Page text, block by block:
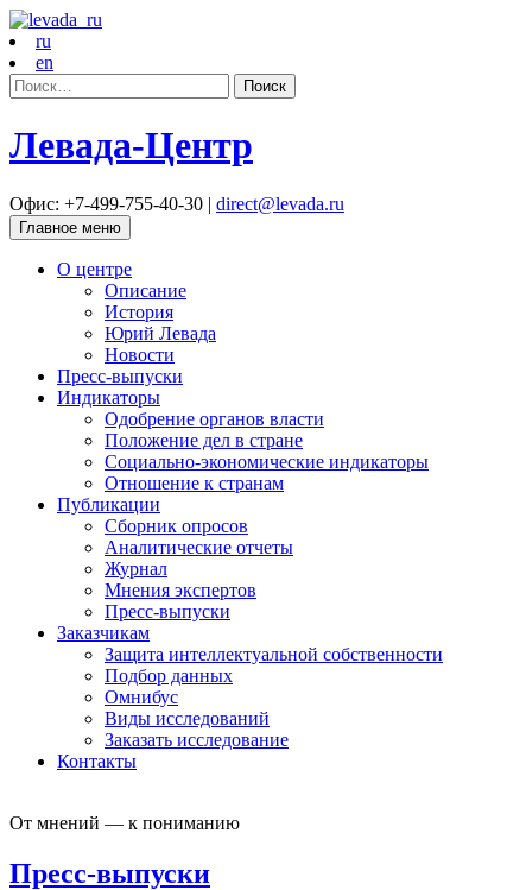
ru
en
Найти:
Левада-Центр
Офис: +7-499-755-40-30 | direct@levada.ru
Главное меню
О центре
Описание
История
Юрий Левада
Новости
Пресс-выпуски
Индикаторы
Одобрение органов власти
Положение дел в стране
Социально-экономические индикаторы
Отношение к странам
Публикации
Сборник опросов
Аналитические отчеты
Журнал
Мнения экспертов
Пресс-выпуски
Заказчикам
Защита интеллектуальной собственности
Подбор данных
Омнибус
Виды исследований
Заказать исследование
Контакты
От мнений — к пониманию
Пресс-выпуски